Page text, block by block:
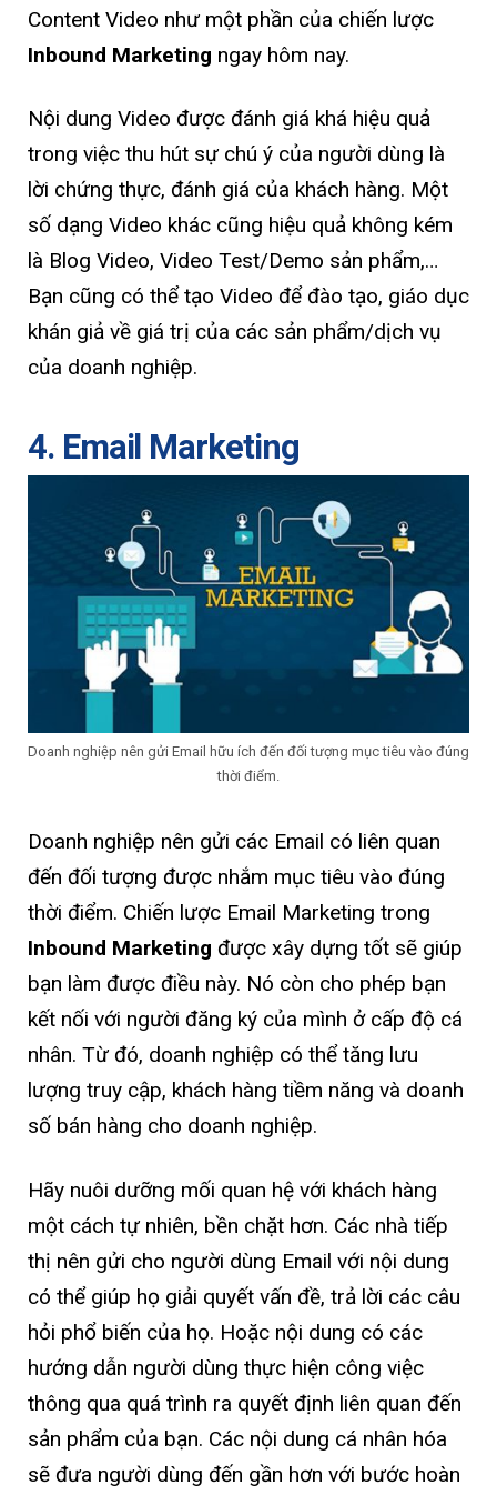
Content Video như một phần của chiến lược
Inbound Marketing ngay hôm nay.
Nội dung Video được đánh giá khá hiệu quả
trong việc thu hút sự chú ý của người dùng là
lời chứng thực, đánh giá của khách hàng. Một
số dạng Video khác cũng hiệu quả không kém
là Blog Video, Video Test/Demo sản phẩm,…
Bạn cũng có thể tạo Video để đào tạo, giáo dục
khán giả về giá trị của các sản phẩm/dịch vụ
của doanh nghiệp.
4. Email Marketing
Doanh nghiệp nên gửi Email hữu ích đến đối tượng mục tiêu vào đúng
thời điểm.
Doanh nghiệp nên gửi các Email có liên quan
đến đối tượng được nhắm mục tiêu vào đúng
thời điểm. Chiến lược Email Marketing trong
Inbound Marketing được xây dựng tốt sẽ giúp
bạn làm được điều này. Nó còn cho phép bạn
kết nối với người đăng ký của mình ở cấp độ cá
nhân. Từ đó, doanh nghiệp có thể tăng lưu
lượng truy cập, khách hàng tiềm năng và doanh
số bán hàng cho doanh nghiệp.
Hãy nuôi dưỡng mối quan hệ với khách hàng
một cách tự nhiên, bền chặt hơn. Các nhà tiếp
thị nên gửi cho người dùng Email với nội dung
có thể giúp họ giải quyết vấn đề, trả lời các câu
hỏi phổ biến của họ. Hoặc nội dung có các
hướng dẫn người dùng thực hiện công việc
thông qua quá trình ra quyết định liên quan đến
sản phẩm của bạn. Các nội dung cá nhân hóa
sẽ đưa người dùng đến gần hơn với bước hoàn